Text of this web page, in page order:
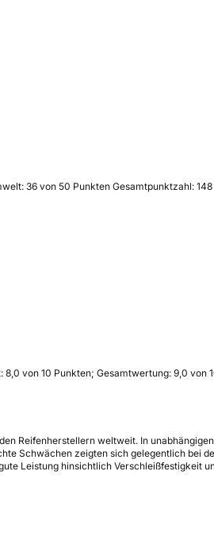
36 von 50 Punkten Gesamtpunktzahl: 148
von 10 Punkten; Gesamtwertung: 9,0 von
Reifenherstellern weltweit. In
Schwächen zeigten sich gelegentlich bei
Leistung hinsichtlich Verschleißfestigkeit